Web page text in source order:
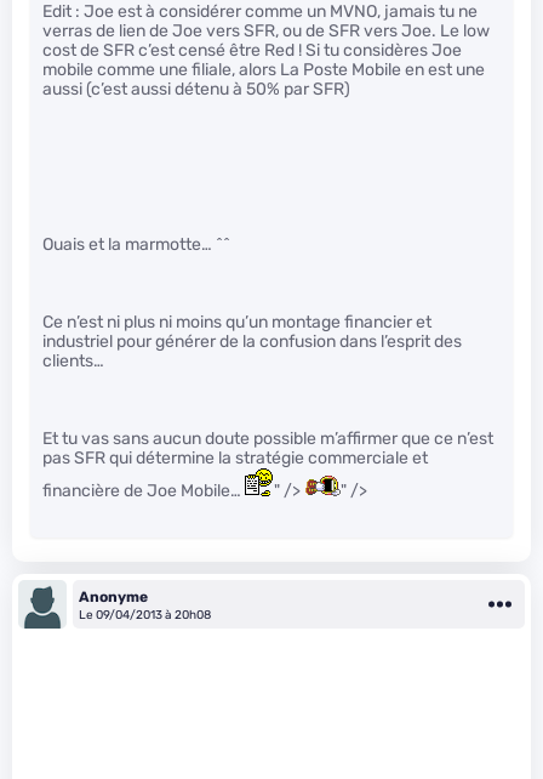
Edit : Joe est à considérer comme un MVNO, jamais tu ne
verras de lien de Joe vers SFR, ou de SFR vers Joe. Le low
cost de SFR c’est censé être Red ! Si tu considères Joe
mobile comme une filiale, alors La Poste Mobile en est une
aussi (c’est aussi détenu à 50% par SFR)
Ouais et la marmotte… ^^
Ce n’est ni plus ni moins qu’un montage financier et
industriel pour générer de la confusion dans l’esprit des
clients…
Et tu vas sans aucun doute possible m’affirmer que ce n’est
pas SFR qui détermine la stratégie commerciale et
financière de Joe Mobile…
" /> " />
Anonyme
Le 09/04/2013 à 20h08